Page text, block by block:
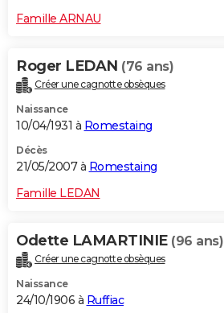
Famille ARNAU
Roger LEDAN (76 ans)
Créer une cagnotte obsèques
Naissance
10/04/1931 à Romestaing
Décès
21/05/2007 à Romestaing
Famille LEDAN
Odette LAMARTINIE (96 ans)
Créer une cagnotte obsèques
Naissance
24/10/1906 à Ruffiac